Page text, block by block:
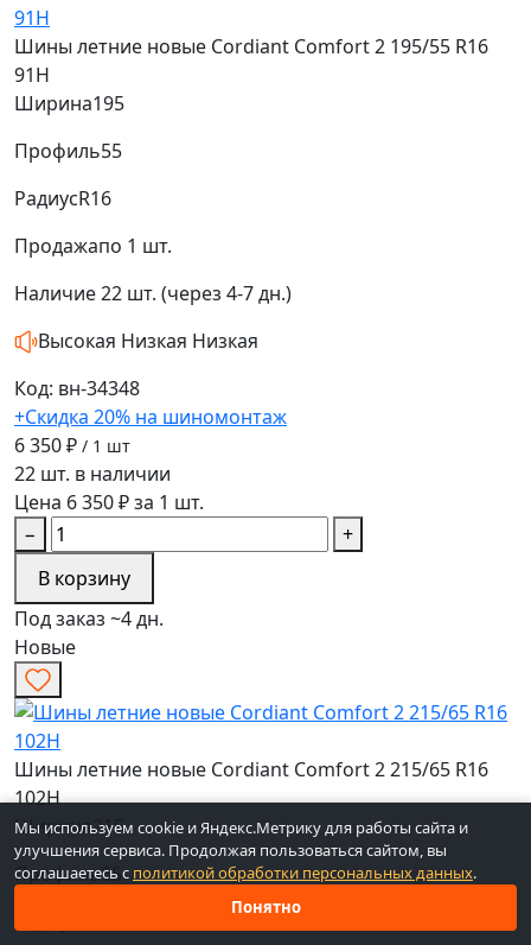
Шины летние новые Cordiant Comfort 2 195/55 R16
91H
Ширина195
Профиль55
РадиусR16
Продажапо 1 шт.
Наличие22 шт. (через 4-7 дн.)
Высокая Низкая Низкая
Код: вн-34348
+Скидка 20% на шиномонтаж
6 350 ₽ / 1 шт
22 шт. в наличии
Цена 6 350 ₽ за 1 шт.
−
+
В корзину
Под заказ ~4 дн.
Новые
Шины летние новые Cordiant Comfort 2 215/65 R16
102H
Ширина215
Профиль65
Радиус
Мы используем cookie и Яндекс.Метрику для работы сайта и
улучшения сервиса. Продолжая пользоваться сайтом, вы
соглашаетесь с политикой обработки персональных данных.
Понятно